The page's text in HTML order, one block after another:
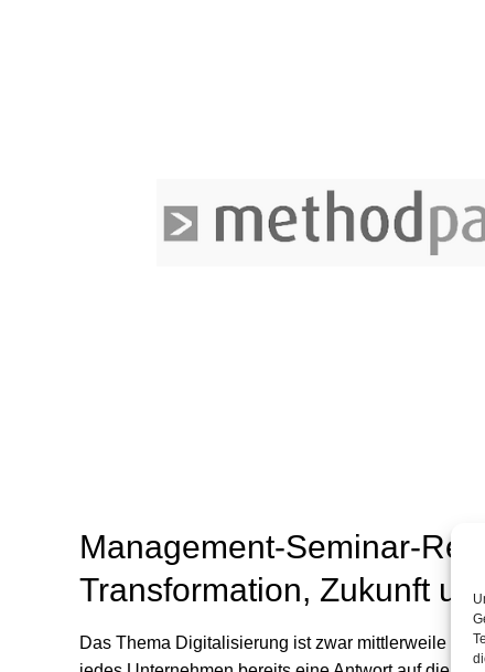
Management-Seminar-
Transformation, Zukunft
Das Thema Digitalisierung ist zwar mittlerweile in